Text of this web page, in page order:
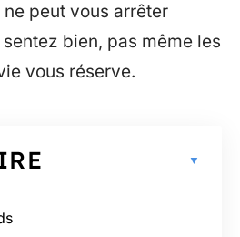
peut vous arrêter
bien, pas même les
vous réserve.